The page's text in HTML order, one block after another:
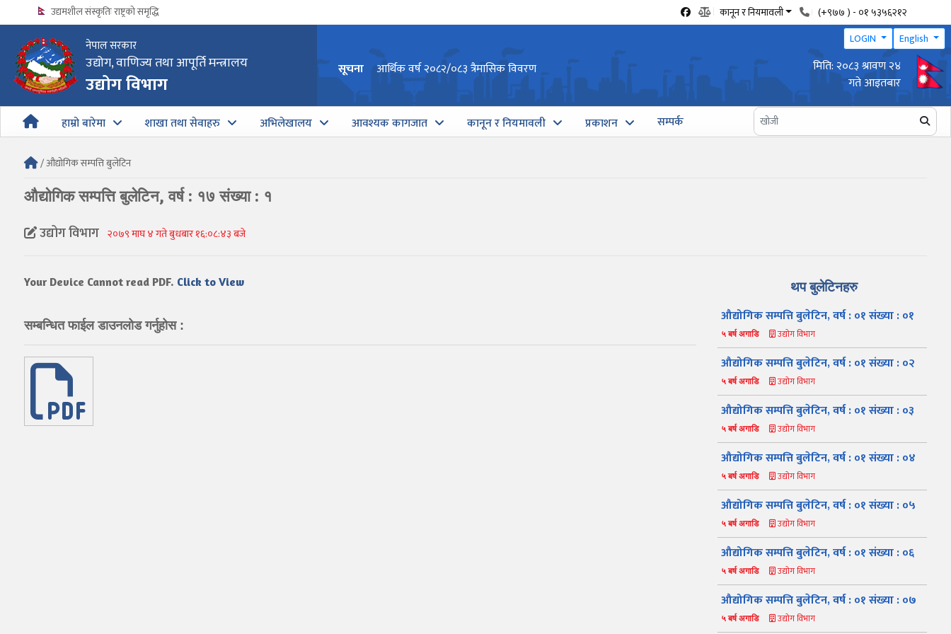
उद्यमशील संस्कृतिः राष्ट्रको समृद्धि कानून र नियमावली (+९७७ ) - ०१ ५३५६२१२
नेपाल सरकार
उद्योग, वाणिज्य तथा आपूर्ति मन्त्रालय
उद्योग विभाग
LOGIN English
सूचना
उद्योग विभागको अत्यन्त जरुरी सूचना आर्थिक वर्ष २०८२/०८३ त्रैमासिक विवरण वार्षिक उद्योग प्रगति प्रतिवेदन पेश गर्ने सम्बन्धी सूचना
मिति: २०८३ श्रावण २४
गते आइतबार
हाम्रो बारेमा शाखा तथा सेवाहरु अभिलेखालय आवश्यक कागजात कानून र नियमावली प्रकाशन सम्पर्क
/ औद्योगिक सम्पत्ति बुलेटिन
औद्योगिक सम्पत्ति बुलेटिन, वर्ष : १७ संख्या : १
उद्योग विभाग २०७९ माघ ४ गते बुधबार १६:०८:४३ बजे
Your Device Cannot read PDF. Click to View
सम्बन्धित फाईल डाउनलोड गर्नुहोस :
थप बुलेटिनहरु
औद्योगिक सम्पत्ति बुलेटिन, वर्ष : ०१ संख्या : ०१
५ बर्ष अगाडि उद्योग विभाग
औद्योगिक सम्पत्ति बुलेटिन, वर्ष : ०१ संख्या : ०२
५ बर्ष अगाडि उद्योग विभाग
औद्योगिक सम्पत्ति बुलेटिन, वर्ष : ०१ संख्या : ०३
५ बर्ष अगाडि उद्योग विभाग
औद्योगिक सम्पत्ति बुलेटिन, वर्ष : ०१ संख्या : ०४
५ बर्ष अगाडि उद्योग विभाग
औद्योगिक सम्पत्ति बुलेटिन, वर्ष : ०१ संख्या : ०५
५ बर्ष अगाडि उद्योग विभाग
औद्योगिक सम्पत्ति बुलेटिन, वर्ष : ०१ संख्या : ०६
५ बर्ष अगाडि उद्योग विभाग
औद्योगिक सम्पत्ति बुलेटिन, वर्ष : ०१ संख्या : ०७
५ बर्ष अगाडि उद्योग विभाग